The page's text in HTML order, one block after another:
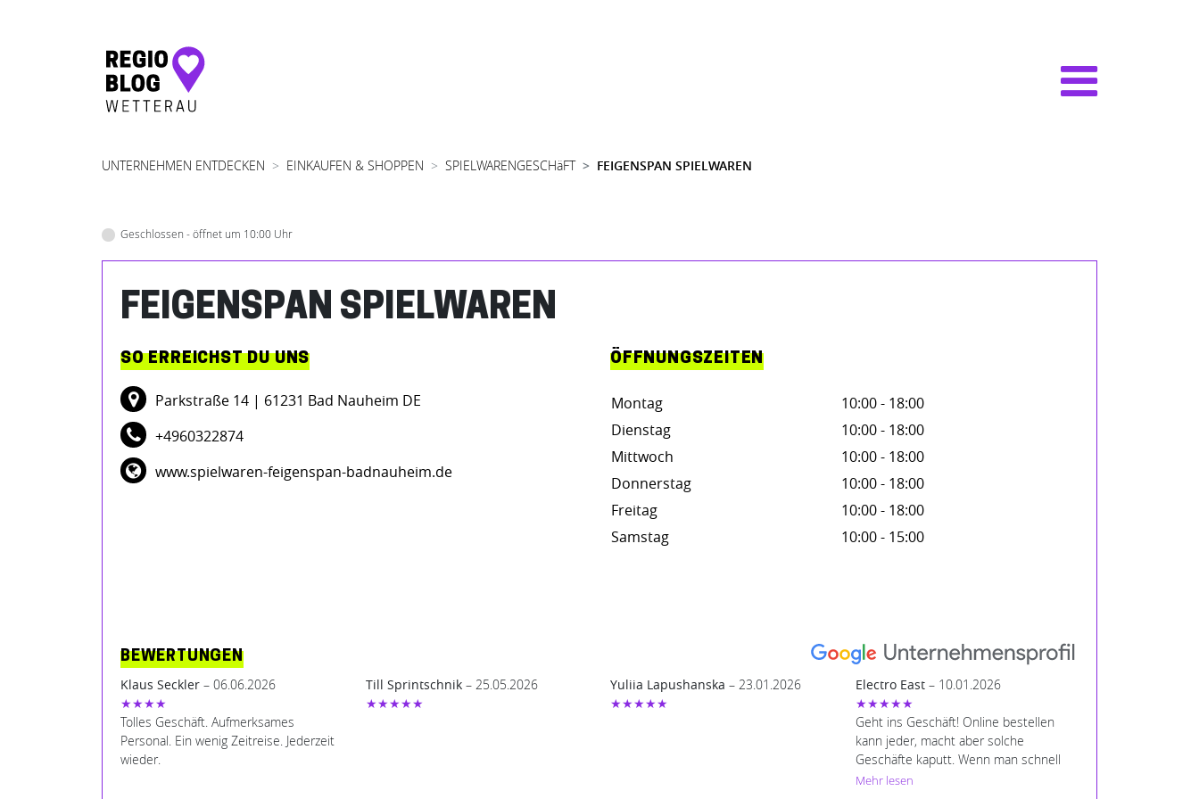
Hauptnavigation
UNTERNEHMEN ENTDECKEN EINKAUFEN & SHOPPEN SPIELWARENGESCHäFT FEIGENSPAN SPIELWAREN
Geschlossen - öffnet um 10:00 Uhr
FEIGENSPAN SPIELWAREN
SO ERREICHST DU UNS
Parkstraße 14 | 61231 Bad Nauheim DE
+4960322874
www.spielwaren-feigenspan-badnauheim.de
ÖFFNUNGSZEITEN
Montag
10:00 - 18:00
Dienstag
10:00 - 18:00
Mittwoch
10:00 - 18:00
Donnerstag
10:00 - 18:00
Freitag
10:00 - 18:00
Samstag
10:00 - 15:00
BEWERTUNGEN
Klaus Seckler – 06.06.2026
★★★★
Tolles Geschäft. Aufmerksames
Personal. Ein wenig Zeitreise. Jederzeit
wieder.
Till Sprintschnik– 25.05.2026
★★★★★
Yuliia Lapushanska – 23.01.2026
★★★★★
Electro East– 10.01.2026
★★★★★
Geht ins Geschäft! Online bestellen
kann jeder, macht aber solche
Geschäfte kaputt. Wenn man schnell
noch ein Geschenk benötigt, hilft
Mehr lesen